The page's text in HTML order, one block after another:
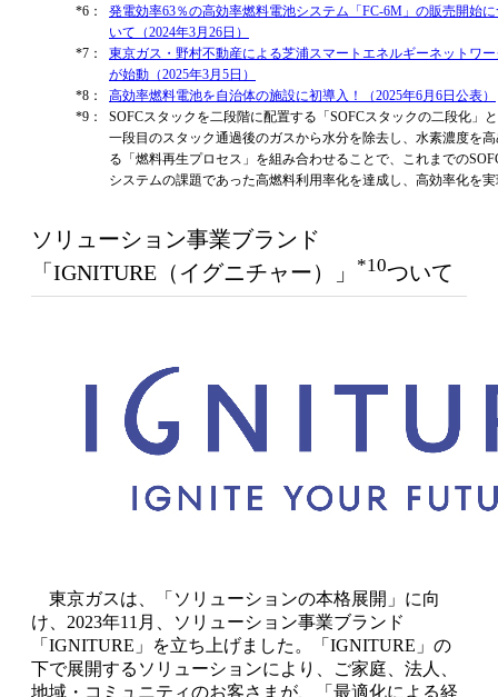
*6：
発電効率63％の高効率燃料電池システム「FC-6M」の販売開始
いて（2024年3月26日）
*7：
東京ガス・野村不動産による芝浦スマートエネルギーネットワ
が始動（2025年3月5日）
*8：
高効率燃料電池を自治体の施設に初導入！（2025年6月6日公表）
*9：
SOFCスタックを二段階に配置する「SOFCスタックの二段化」
一段目のスタック通過後のガスから水分を除去し、水素濃度を
る「燃料再生プロセス」を組み合わせることで、これまでの
システムの課題であった高燃料利用率化を達成し、高効率化を
ソリューション事業ブランド
「IGNITURE（イグニチャー）」
*10ついて
東京ガスは、「ソリューションの本格展開」に向
け、2023年11月、ソリューション事業ブランド
「IGNITURE」を立ち上げました。「IGNITURE」の
下で展開するソリューションにより、ご家庭、法人、
地域・コミュニティのお客さまが、「最適化による経